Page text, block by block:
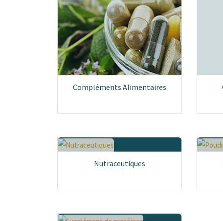
Compléments Alimentaires
Nutraceutiques